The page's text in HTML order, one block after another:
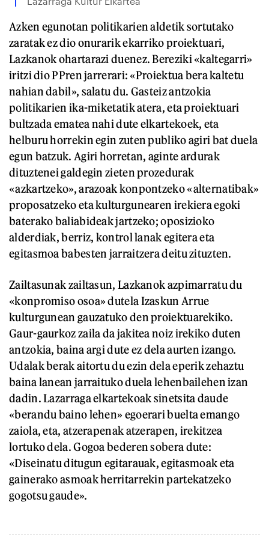
Azken egunotan politikarien aldetik sortutako
zaratak ez dio onurarik ekarriko proiektuari,
Lazkanok ohartarazi duenez. Bereziki «kaltegarri»
iritzi dio PPren jarrerari: «Proiektua bera kaltetu
nahian dabil», salatu du. Gasteiz antzokia
politikarien ika-miketatik atera, eta proiektuari
bultzada ematea nahi dute elkartekoek, eta
helburu horrekin egin zuten publiko agiri bat duela
egun batzuk. Agiri horretan, aginte ardurak
dituztenei galdegin zieten prozedurak
«azkartzeko», arazoak konpontzeko «alternatibak»
proposatzeko eta kulturgunearen irekiera egoki
baterako baliabideak jartzeko; oposizioko
alderdiak, berriz, kontrol lanak egitera eta
egitasmoa babesten jarraitzera deitu zituzten.
Zailtasunak zailtasun, Lazkanok azpimarratu du
«konpromiso osoa» dutela Izaskun Arrue
kulturgunean gauzatuko den proiektuarekiko.
Gaur-gaurkoz zaila da jakitea noiz irekiko duten
antzokia, baina argi dute ez dela aurten izango.
Udalak berak aitortu du ezin dela eperik zehaztu
baina lanean jarraituko duela lehenbailehen izan
dadin. Lazarraga elkartekoak sinetsita daude
«berandu baino lehen» egoerari buelta emango
zaiola, eta, atzerapenak atzerapen, irekitzea
lortuko dela. Gogoa bederen sobera dute:
«Diseinatu ditugun egitarauak, egitasmoak eta
gainerako asmoak herritarrekin partekatzeko
gogotsu gaude».